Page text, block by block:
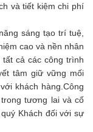
và tiết kiệm chi phí
sáng tạo trí tuệ,
cao và nền nhân
cả các công trình
tâm giữ vững mối
khách hàng.Công
tương lai và cố
Khách đối với sự